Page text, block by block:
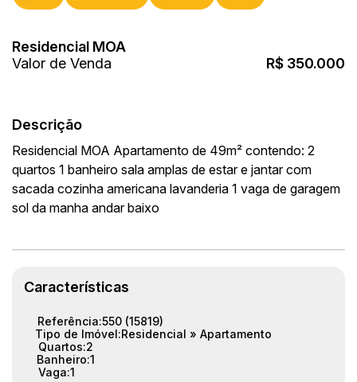
Residencial MOA
R$ 350.000
Valor de Venda
Descrição
Residencial MOA Apartamento de 49m² contendo: 2
quartos 1 banheiro sala amplas de estar e jantar com
sacada cozinha americana lavanderia 1 vaga de garagem
sol da manha andar baixo
Características
Referência:550 (15819)
Tipo de Imóvel:Residencial » Apartamento
Quartos:2
Banheiro:1
Vaga:1